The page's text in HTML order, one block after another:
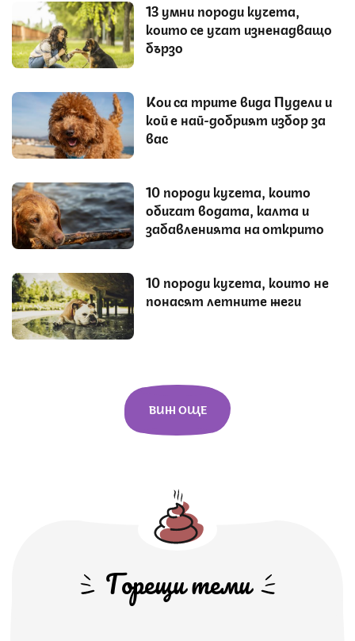
13 умни породи кучета,
които се учат изненадващо
бързо
Кои са трите вида Пудели и
кой е най-добрият избор за
вас
10 породи кучета, които
обичат водата, калта и
забавленията на открито
10 породи кучета, които не
понасят летните жеги
ВИЖ ОЩЕ
Горещи теми